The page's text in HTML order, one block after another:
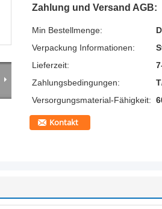
Zahlung und Versand AGB:
Min Bestellmenge:
Verpackung Informationen:
Lieferzeit:
Zahlungsbedingungen:
Versorgungsmaterial-Fähigkeit:
Kontakt